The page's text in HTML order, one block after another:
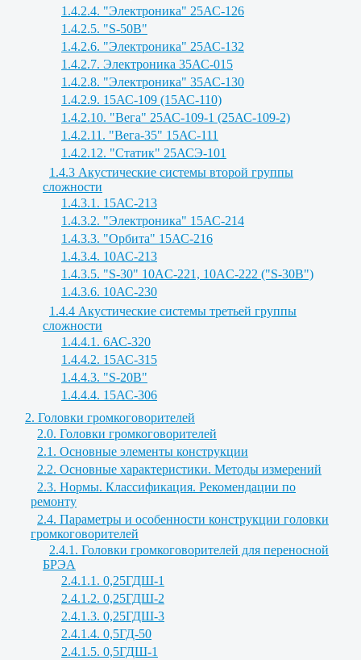
1.4.2.4. "Электроника" 25АС-126
1.4.2.5. "S-50B"
1.4.2.6. "Электроника" 25АС-132
1.4.2.7. Электроника 35АС-015
1.4.2.8. "Электроника" 35АС-130
1.4.2.9. 15АС-109 (15АС-110)
1.4.2.10. "Вега" 25АС-109-1 (25АС-109-2)
1.4.2.11. "Вега-35" 15АС-111
1.4.2.12. "Статик" 25АСЭ-101
1.4.3 Акустические системы второй группы
сложности
1.4.3.1. 15АС-213
1.4.3.2. "Электроника" 15АС-214
1.4.3.3. "Орбита" 15АС-216
1.4.3.4. 10АС-213
1.4.3.5. "S-30" 10AC-221, 10AC-222 ("S-30B")
1.4.3.6. 10АС-230
1.4.4 Акустические системы третьей группы
сложности
1.4.4.1. 6АС-320
1.4.4.2. 15АС-315
1.4.4.3. "S-20B"
1.4.4.4. 15АС-306
2. Головки громкоговорителей
2.0. Головки громкоговорителей
2.1. Основные элементы конструкции
2.2. Основные характеристики. Методы измерений
2.3. Нормы. Классификация. Рекомендации по
ремонту
2.4. Параметры и особенности конструкции головки
громкоговорителей
2.4.1. Головки громкоговорителей для переносной
БРЭА
2.4.1.1. 0,25ГДШ-1
2.4.1.2. 0,25ГДШ-2
2.4.1.3. 0,25ГДШ-3
2.4.1.4. 0,5ГД-50
2.4.1.5. 0,5ГДШ-1